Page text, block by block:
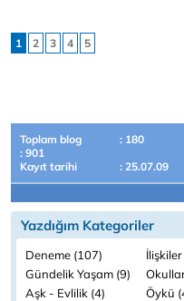
1
2 3 4 5
Toplam blog
: 180
: 901
Kayıt tarihi
: 25.07.09
Yazdığım Kategoriler
Deneme (107)
İlişkiler
Gündelik Yaşam (9)
Aşk - Evlilik (4)
Öykü